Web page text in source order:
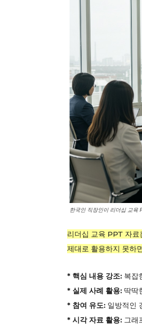
한국인 직장인이 리더십 교육
리더십 교육 PPT 자
제대로 활용하지 못하
* 핵심 내용 강조: 복잡
* 실제 사례 활용: 딱딱
* 참여 유도: 일방적인
* 시각 자료 활용: 그래